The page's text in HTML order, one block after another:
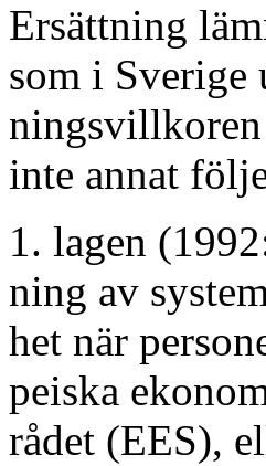
Ersättning
som i Sverige
inte annat
1. lagen
ning av
het när
peiska
rådet (EES),